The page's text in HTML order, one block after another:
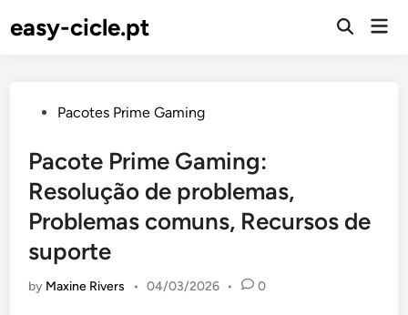
toeasy-cicle.pt
Open
PostedPacotes Prime Gaming
Pacote Prime Gaming:
Resolução de problemas,
Problemas comuns, Recursos de
suporte
by Maxine Rivers • 04/03/2026 • 0